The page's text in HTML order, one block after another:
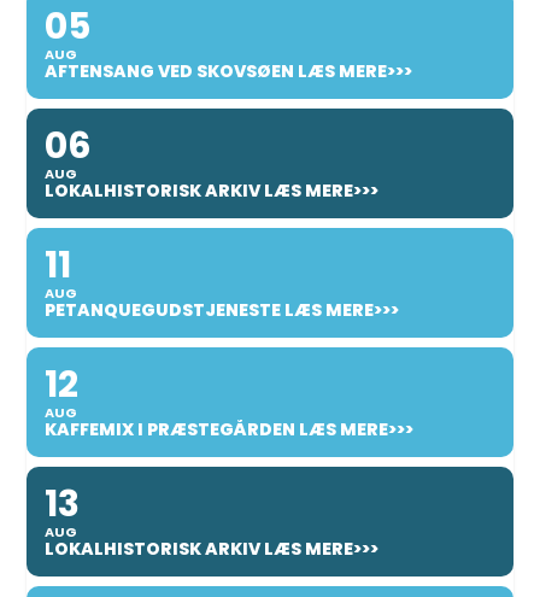
05
AUG
AFTENSANG VED SKOVSØEN LÆS MERE>>>
06
AUG
LOKALHISTORISK ARKIV LÆS MERE>>>
11
AUG
PETANQUEGUDSTJENESTE LÆS MERE>>>
12
AUG
KAFFEMIX I PRÆSTEGÅRDEN LÆS MERE>>>
13
AUG
LOKALHISTORISK ARKIV LÆS MERE>>>